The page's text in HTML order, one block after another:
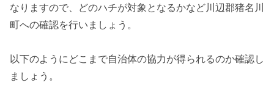
なりますので、どのハチが対象となるかなど川辺郡猪名川
町への確認を行いましょう。
以下のようにどこまで自治体の協力が得られるのか確認し
ましょう。